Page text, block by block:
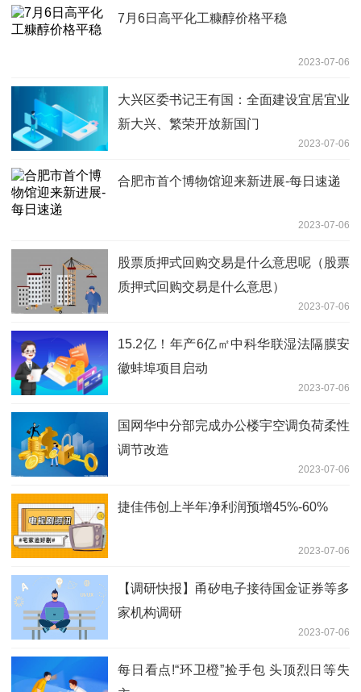
7月6日高平化工糠醇价格平稳
2023-07-06
大兴区委书记王有国：全面建设宜居宜业
新大兴、繁荣开放新国门
2023-07-06
合肥市首个博物馆迎来新进展-每日速递
2023-07-06
股票质押式回购交易是什么意思呢（股票
质押式回购交易是什么意思）
2023-07-06
15.2亿！年产6亿㎡中科华联湿法隔膜安
徽蚌埠项目启动
2023-07-06
国网华中分部完成办公楼宇空调负荷柔性
调节改造
2023-07-06
捷佳伟创上半年净利润预增45%-60%
2023-07-06
【调研快报】甬矽电子接待国金证券等多
家机构调研
2023-07-06
每日看点!“环卫橙”捡手包 头顶烈日等失